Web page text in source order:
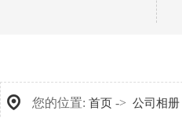
您的位置: 首页 -> 公司相册